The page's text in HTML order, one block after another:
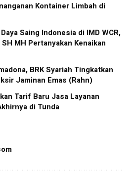
Kontainer Limbah di
Saing Indonesia di IMD WCR,
MH Pertanyakan Kenaikan
BRK Syariah Tingkatkan
Jaminan Emas (Rahn)
Tarif Baru Jasa Layanan
di Tunda